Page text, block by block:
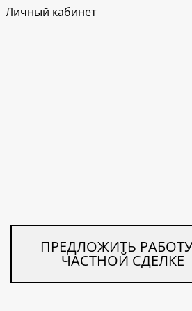
Личный кабинет
ПРЕДЛОЖИТЬ
ЧАСТНОЙ СДЕЛКЕ